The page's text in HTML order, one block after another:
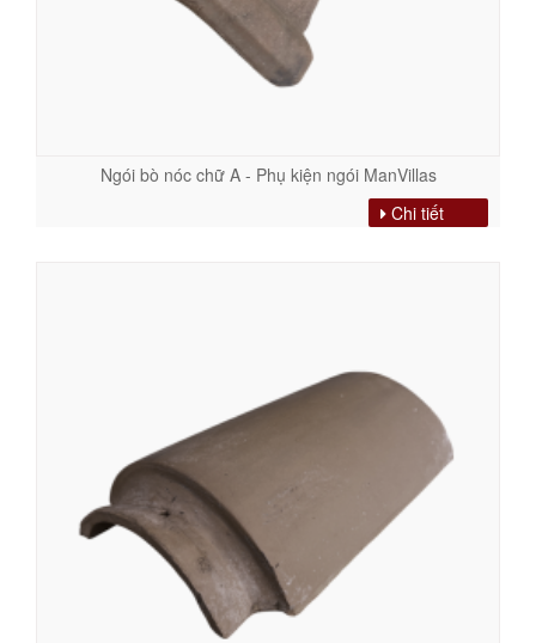
Ngói bò nóc chữ A - Phụ kiện ngói ManVillas
Chi tiết